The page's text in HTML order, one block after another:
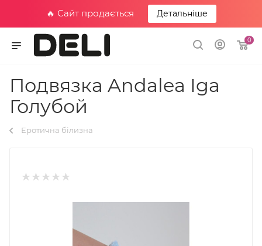
🔥 Сайт продається Детальніше
0
Подвязка Andalea Iga
Голубой
Еротична білизна